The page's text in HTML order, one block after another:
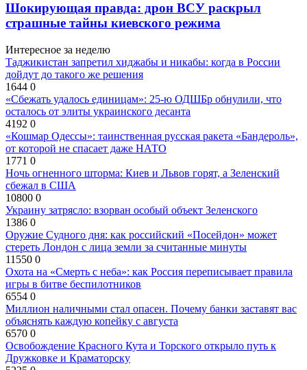
Шокирующая правда: дрон ВСУ раскрыл
страшные тайны киевского режима
Интересное за неделю
Таджикистан запретил хиджабы и никабы: когда в России
дойдут до такого же решения
1644 0
«Сбежать удалось единицам»: 25-ю ОДШБр обнулили, что
осталось от элиты украинского десанта
4192 0
«Кошмар Одессы»: таинственная русская ракета «Бандероль»,
от которой не спасает даже НАТО
1771 0
Ночь огненного шторма: Киев и Львов горят, а Зеленский
сбежал в США
10800 0
Украину затрясло: взорван особый объект Зеленского
1386 0
Оружие Судного дня: как российский «Посейдон» может
стереть Лондон с лица земли за считанные минуты
11550 0
Охота на «Смерть с неба»: как Россия переписывает правила
игры в битве беспилотников
6554 0
Миллион наличными стал опасен. Почему банки заставят вас
объяснять каждую копейку с августа
6570 0
Освобождение Красного Кута и Торского открыло путь к
Дружковке и Краматорску